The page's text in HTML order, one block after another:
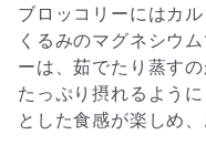
ブロッコリーにはカ
くるみのマグネシウ
ーは、茹でたり蒸す
たっぷり摂れるよう
とした食感が楽しめ